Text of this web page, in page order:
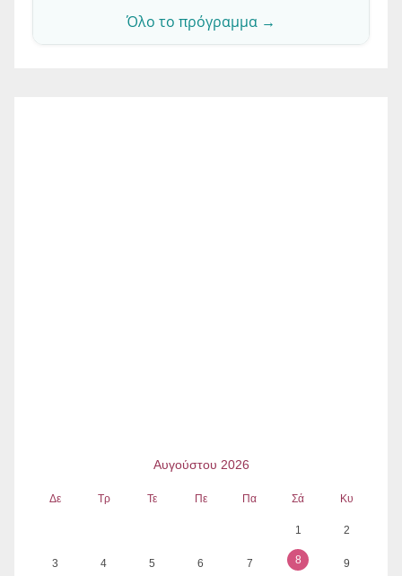
Όλο το πρόγραμμα →
Αυγούστου 2026
Δε Τρ Τε Πε Πα Σά Κυ
1 2
3 4 5 6 7 8 9